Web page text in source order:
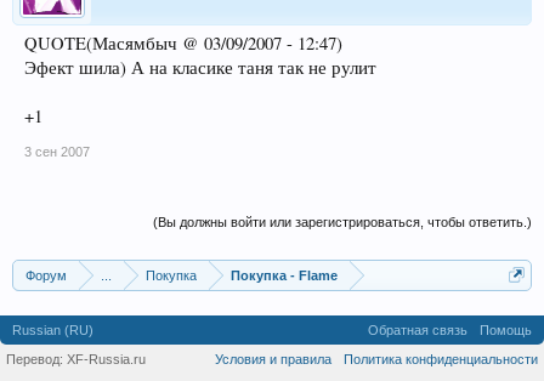
QUOTE(Масямбыч @ 03/09/2007 - 12:47)
Эфект шила) А на класике таня так не рулит
+1
3 сен 2007
(Вы должны войти или зарегистрироваться, чтобы ответить.)
Форум Покупка Покупка - Flame
Russian (RU) Обратная связь
Помощь
Условия и правила
Политика конфиденциальности
Перевод: XF-Russia.ru